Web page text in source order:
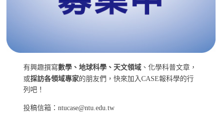
有興趣撰寫數學、地球科學、天文領域 、化學科普文章，
或採訪各領域專家的朋友們，快來加入CASE報科學的行
列吧！
投稿信箱：ntucase@ntu.edu.tw